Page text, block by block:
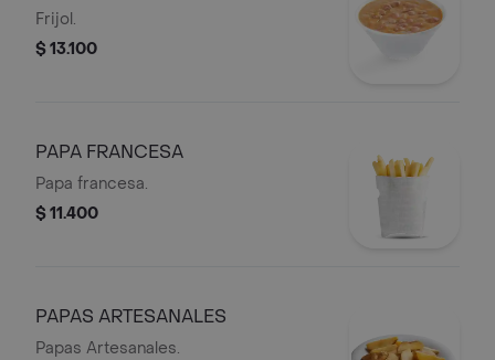
Frijol.
$ 13.100
PAPA FRANCESA
Papa francesa.
$ 11.400
PAPAS ARTESANALES
Papas Artesanales.